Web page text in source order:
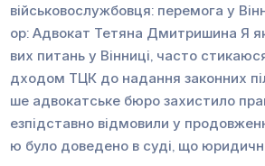
військовослужбовця: перемога у
ор: Адвокат Тетяна Дмитришина Я
вих питань у Вінниці, часто
дходом ТЦК до надання законних
ше адвокатське бюро захистило
езпідставно відмовили у
ю було доведено в суді, що